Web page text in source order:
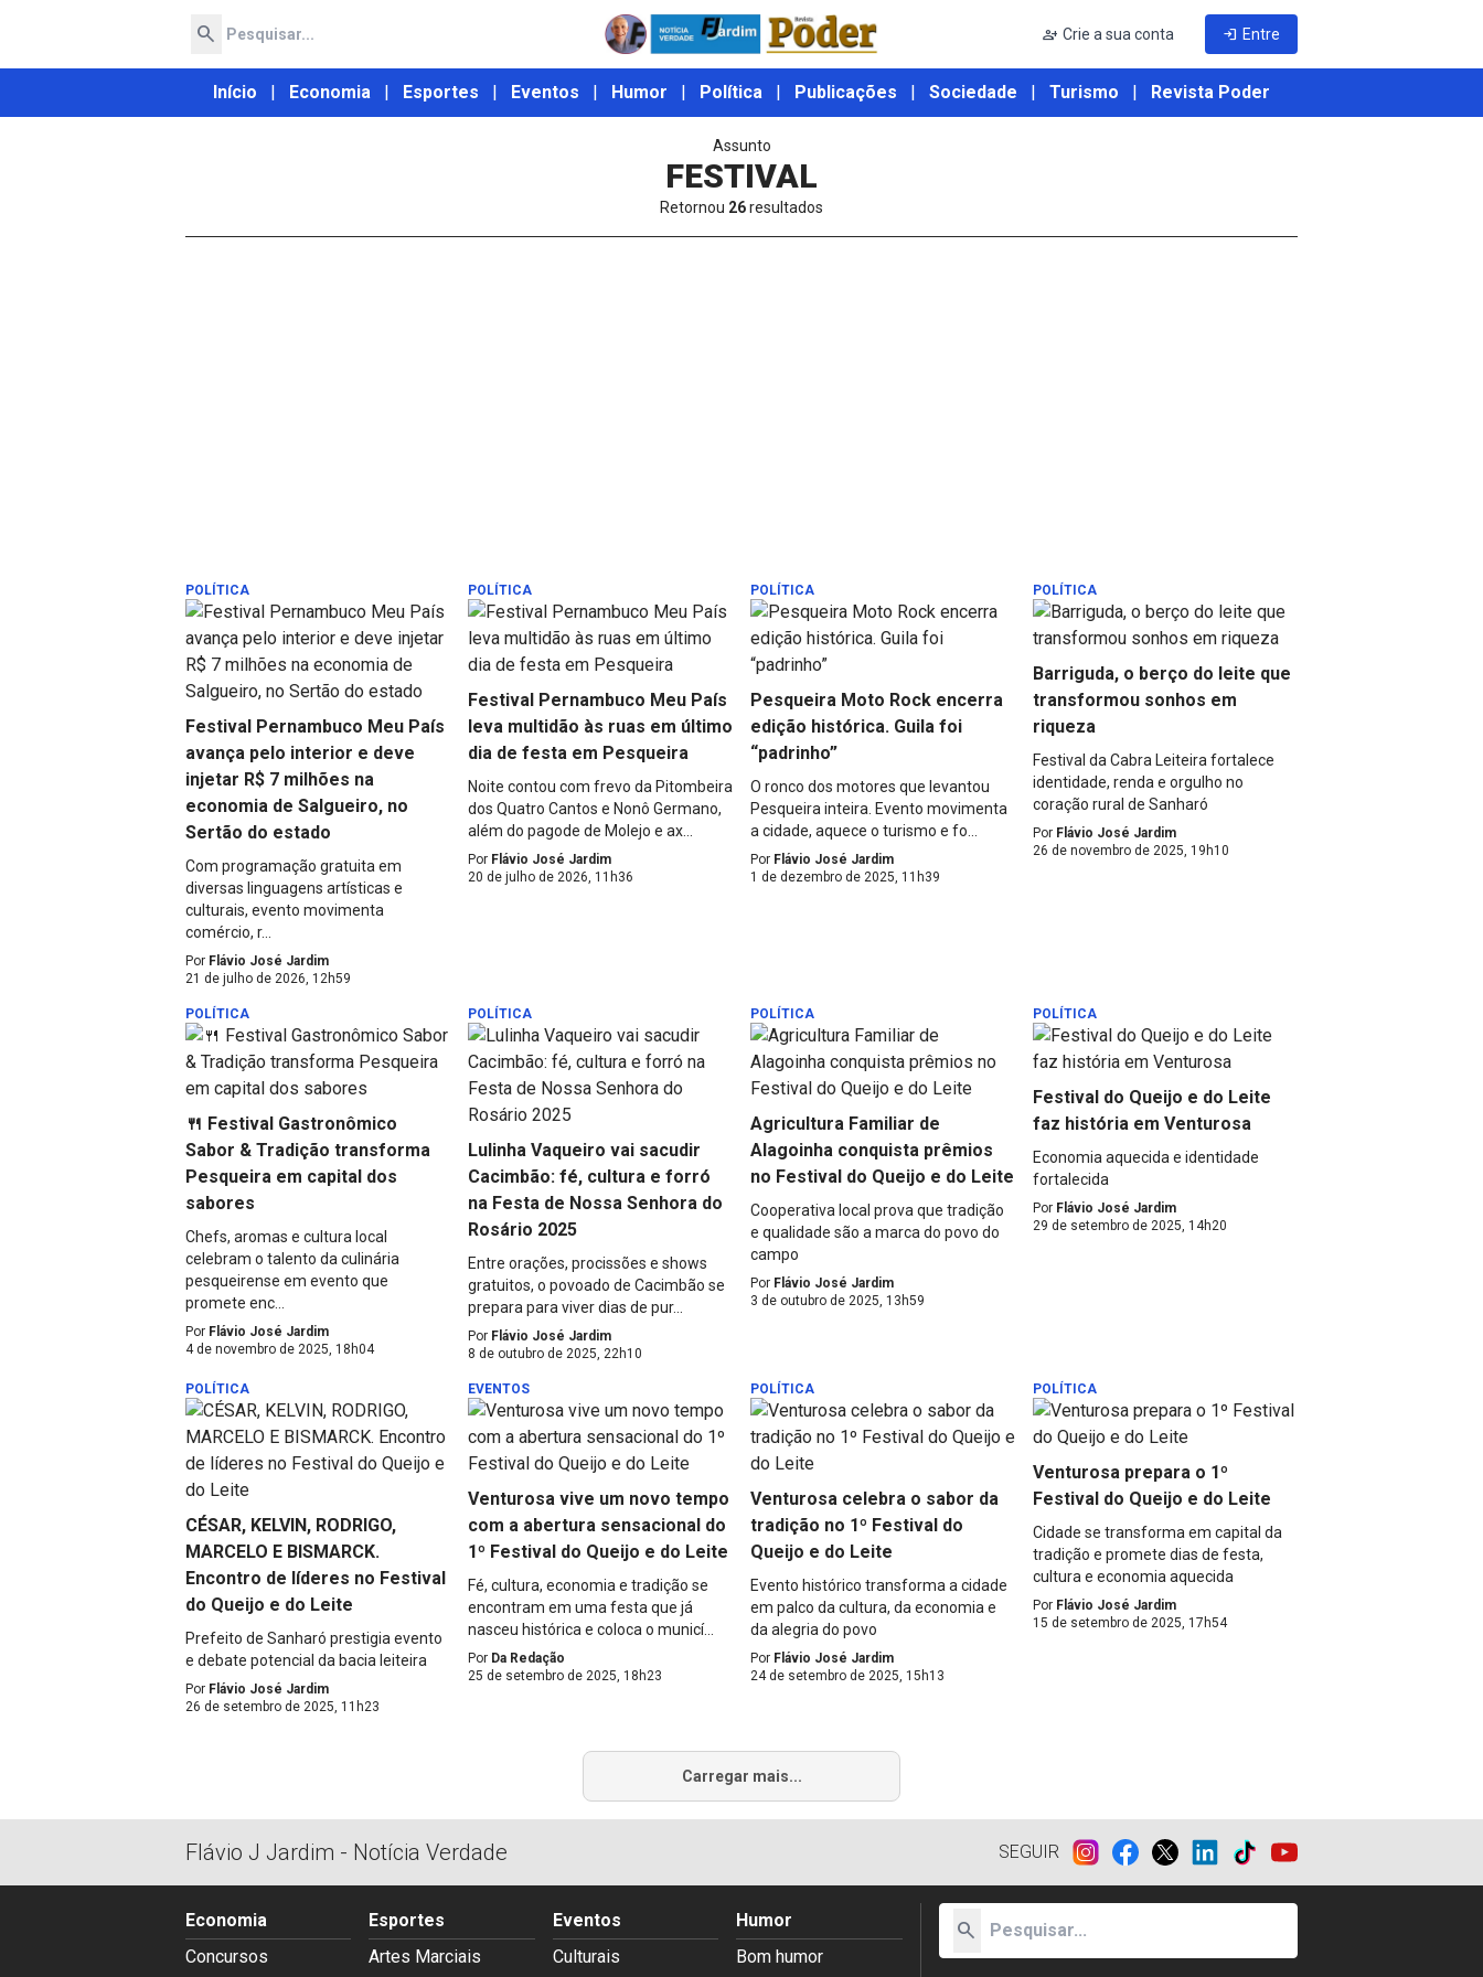
search person_add Crie a sua conta login Entre
Início | Economia | Esportes | Eventos | Humor | Política | Publicações | Sociedade | Turismo | Revista Poder
Assunto
FESTIVAL
Retornou 26resultados
POLÍTICA
Festival Pernambuco Meu País
avança pelo interior e deve
injetar R$ 7 milhões na
economia de Salgueiro, no
Sertão do estado
Com programação gratuita em
diversas linguagens artísticas e
culturais, evento movimenta
comércio, r...
Por Flávio José Jardim
21 de julho de 2026, 12h59
POLÍTICA
Festival Pernambuco Meu País
leva multidão às ruas em último
dia de festa em Pesqueira
Noite contou com frevo da Pitombeira
dos Quatro Cantos e Nonô Germano,
além do pagode de Molejo e ax...
Por Flávio José Jardim
20 de julho de 2026, 11h36
POLÍTICA
Pesqueira Moto Rock encerra
edição histórica. Guila foi
“padrinho”
O ronco dos motores que levantou
Pesqueira inteira. Evento movimenta
a cidade, aquece o turismo e fo...
Por Flávio José Jardim
1 de dezembro de 2025, 11h39
POLÍTICA
Barriguda, o berço do leite que
transformou sonhos em
riqueza
Festival da Cabra Leiteira fortalece
identidade, renda e orgulho no
coração rural de Sanharó
Por Flávio José Jardim
26 de novembro de 2025, 19h10
POLÍTICA
🍴 Festival Gastronômico
Sabor & Tradição transforma
Pesqueira em capital dos
sabores
Chefs, aromas e cultura local
celebram o talento da culinária
pesqueirense em evento que
promete enc...
Por Flávio José Jardim
4 de novembro de 2025, 18h04
POLÍTICA
Lulinha Vaqueiro vai sacudir
Cacimbão: fé, cultura e forró
na Festa de Nossa Senhora do
Rosário 2025
Entre orações, procissões e shows
gratuitos, o povoado de Cacimbão se
prepara para viver dias de pur...
Por Flávio José Jardim
8 de outubro de 2025, 22h10
POLÍTICA
Agricultura Familiar de
Alagoinha conquista prêmios
no Festival do Queijo e do Leite
Cooperativa local prova que tradição
e qualidade são a marca do povo do
campo
Por Flávio José Jardim
3 de outubro de 2025, 13h59
POLÍTICA
Festival do Queijo e do Leite
faz história em Venturosa
Economia aquecida e identidade
fortalecida
Por Flávio José Jardim
29 de setembro de 2025, 14h20
POLÍTICA
CÉSAR, KELVIN, RODRIGO,
MARCELO E BISMARCK.
Encontro de líderes no Festival
do Queijo e do Leite
Prefeito de Sanharó prestigia evento
e debate potencial da bacia leiteira
Por Flávio José Jardim
26 de setembro de 2025, 11h23
EVENTOS
Venturosa vive um novo tempo
com a abertura sensacional do
1º Festival do Queijo e do Leite
Fé, cultura, economia e tradição se
encontram em uma festa que já
nasceu histórica e coloca o municí...
Por Da Redação
25 de setembro de 2025, 18h23
POLÍTICA
Venturosa celebra o sabor da
tradição no 1º Festival do
Queijo e do Leite
Evento histórico transforma a cidade
em palco da cultura, da economia e
da alegria do povo
Por Flávio José Jardim
24 de setembro de 2025, 15h13
POLÍTICA
Venturosa prepara o 1º
Festival do Queijo e do Leite
Cidade se transforma em capital da
tradição e promete dias de festa,
cultura e economia aquecida
Por Flávio José Jardim
15 de setembro de 2025, 17h54
Carregar mais...
Flávio J Jardim - Notícia Verdade SEGUIR
Economia
Concursos
Esportes
Artes Marciais
Eventos
Culturais
Humor
Bom humor
search